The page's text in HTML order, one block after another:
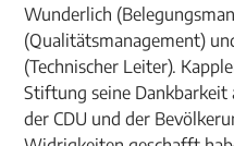
Wunderlich
(Qualitätsmanagement)
(Technischer Leiter).
Stiftung seine Dankbarkeit
der CDU und der